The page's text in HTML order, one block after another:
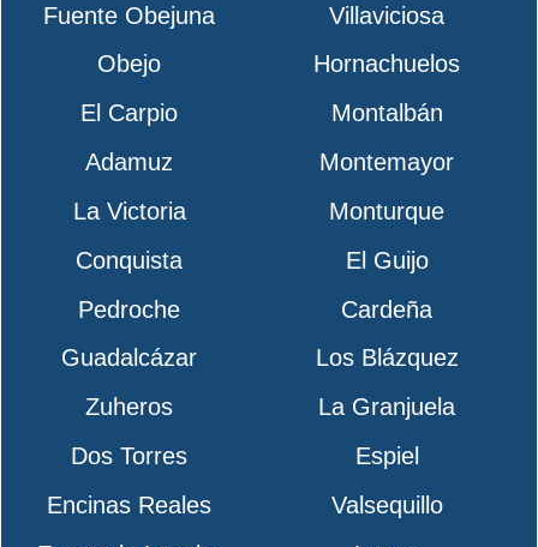
Fuente Obejuna
Villaviciosa
Obejo
Hornachuelos
El Carpio
Montalbán
Adamuz
Montemayor
La Victoria
Monturque
Conquista
El Guijo
Pedroche
Cardeña
Guadalcázar
Los Blázquez
Zuheros
La Granjuela
Dos Torres
Espiel
Encinas Reales
Valsequillo